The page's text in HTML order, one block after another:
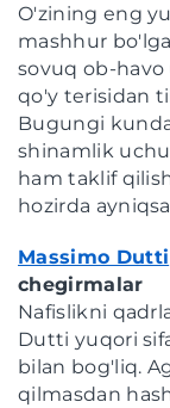
O'zining eng
mashhur
sovuq ob-havo
qo'y terisidan
Bugungi
shinamlik
ham taklif
hozirda
Massimo Dutti
chegirmalar
Nafislikni
Dutti yuqori
bilan bog'liq.
qilmasdan